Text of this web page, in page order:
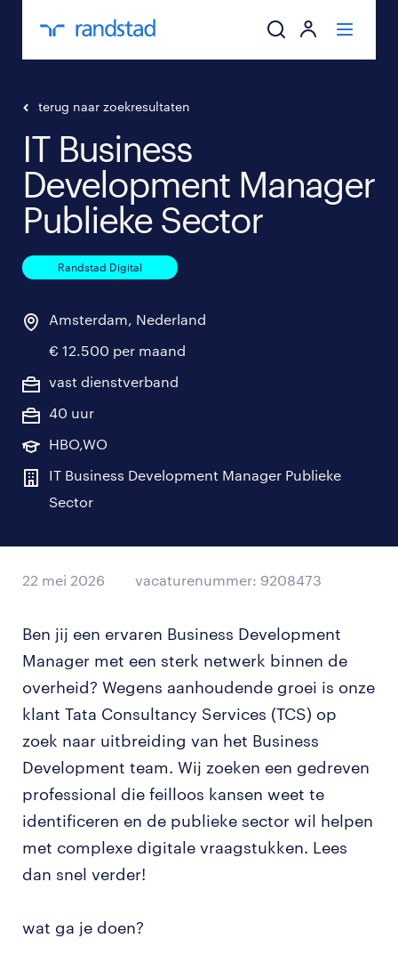
mijn carrière
terug naar zoekresultaten
IT Business
Development Manager
Publieke Sector
Randstad Digital
Amsterdam, Nederland
€ 12.500 per maand
vast dienstverband
40 uur
HBO,WO
IT Business Development Manager Publieke
Sector
22 mei 2026 vacaturenummer: 9208473
Ben jij een ervaren Business Development
Manager met een sterk netwerk binnen de
overheid? Wegens aanhoudende groei is onze
klant Tata Consultancy Services (TCS) op
zoek naar uitbreiding van het Business
Development team. Wij zoeken een gedreven
professional die feilloos kansen weet te
identificeren en de publieke sector wil helpen
met complexe digitale vraagstukken. Lees
dan snel verder!
wat ga je doen?